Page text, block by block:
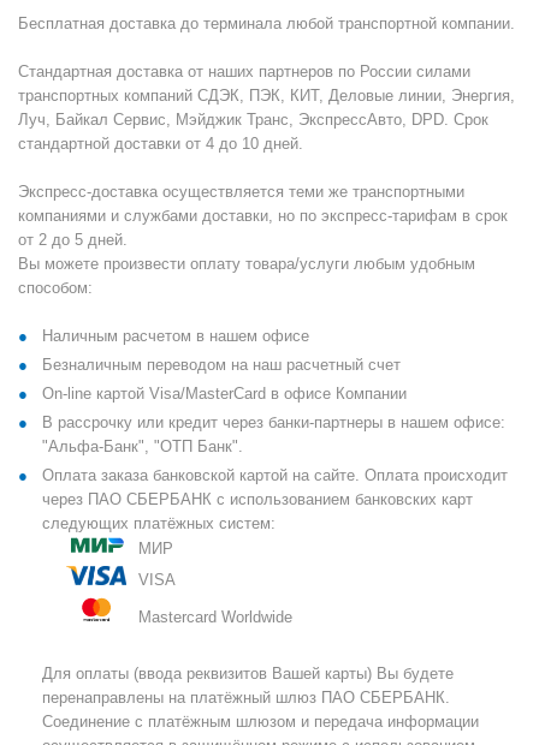
Бесплатная доставка до терминала любой транспортной компании.
Стандартная доставка от наших партнеров по России силами
транспортных компаний СДЭК, ПЭК, КИТ, Деловые линии, Энергия,
Луч, Байкал Сервис, Мэйджик Транс, ЭкспрессАвто, DPD. Срок
стандартной доставки от 4 до 10 дней.
Экспресс-доставка осуществляется теми же транспортными
компаниями и службами доставки, но по экспресс-тарифам в срок
от 2 до 5 дней.
Вы можете произвести оплату товара/услуги любым удобным
способом:
Наличным расчетом в нашем офисе
Безналичным переводом на наш расчетный счет
On-line картой Visa/MasterCard в офисе Компании
В рассрочку или кредит через банки-партнеры в нашем офисе:
"Альфа-Банк", "ОТП Банк".
Оплата заказа банковской картой на сайте. Оплата происходит
через ПАО СБЕРБАНК с использованием банковских карт
следующих платёжных систем:
МИР
VISA
Mastercard Worldwide
Для оплаты (ввода реквизитов Вашей карты) Вы будете
перенаправлены на платёжный шлюз ПАО СБЕРБАНК.
Соединение с платёжным шлюзом и передача информации